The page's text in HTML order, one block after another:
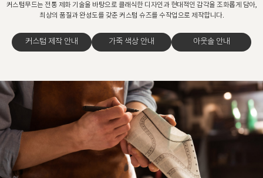
커스텀무드는 전통 제화 기술을 바탕으로 클래식한 디자인과 현대적인 감각을 조화롭게 담아,
최상의 품질과 완성도를 갖춘 커스텀 슈즈를 수작업으로 제작합니다.
커스텀 제작 안내 가죽 색상 안내 아웃솔 안내